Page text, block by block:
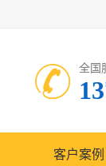
全国
客户案例